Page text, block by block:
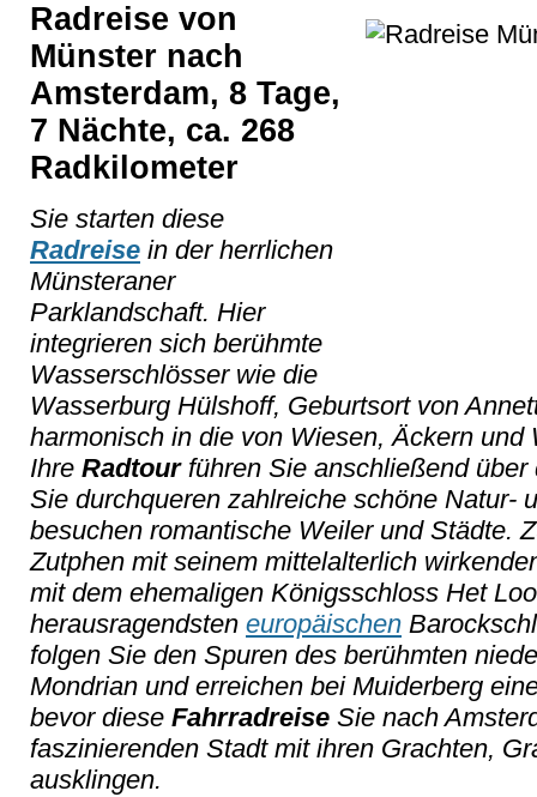
Radreise von
Münster nach
Amsterdam, 8 Tage,
7 Nächte, ca. 268
Radkilometer
Sie starten diese
Radreise in der herrlichen
Münsteraner
Parklandschaft. Hier
integrieren sich berühmte
Wasserschlösser wie die
Wasserburg Hülshoff, Geburtsort von
harmonisch in die von Wiesen, Äckern und
Ihre Radtourführen Sie anschließend
Sie durchqueren zahlreiche schöne Natur-
besuchen romantische Weiler und Städte.
Zutphen mit seinem mittelalterlich
mit dem ehemaligen Königsschloss Het
herausragendsten europäischen
folgen Sie den Spuren des berühmten
Mondrian und erreichen bei Muiderberg
bevor diese Fahrradreise Sie nach
faszinierenden Stadt mit ihren Grachten,
ausklingen.